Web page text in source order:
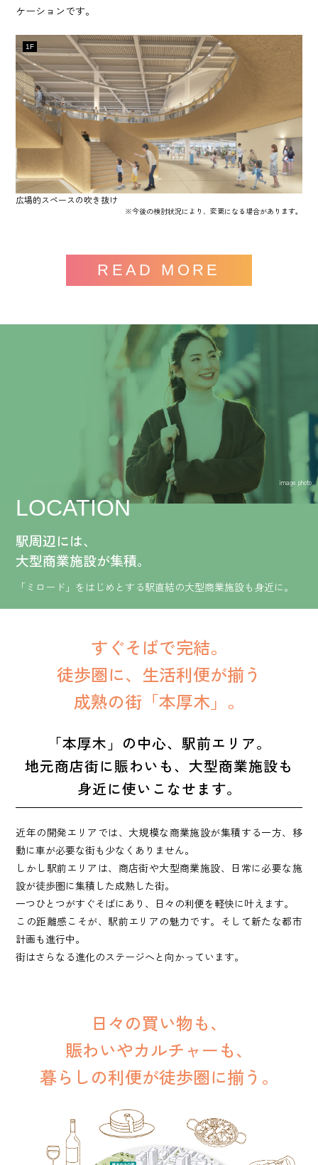
ケーションです。
1F
広場的スペースの吹き抜け
※今後の検討状況により、変更になる場合があります。
READ MORE
LOCATION
駅周辺には、
大型商業施設が集積。
「ミロード」をはじめとする駅直結の大型商業施設も身近に。
image photo
すぐそばで完結。
徒歩圏に、生活利便が揃う
成熟の街「本厚木」。
「本厚木」の中心、駅前エリア。
地元商店街に賑わいも、 大型商業施設も
身近に使いこなせます。
近年の開発エリアでは、大規模な商業施設が集積する一方、移
動に車が必要な街も少なくありません。
しかし駅前エリアは、商店街や大型商業施設、日常に必要な施
設が徒歩圏に集積した成熟した街。
一つひとつがすぐそばにあり、日々の利便を軽快に叶えます。
この距離感こそが、駅前エリアの魅力です。そして新たな都市
計画も進行中。
街はさらなる進化のステージへと向かっています。
日々の買い物も、
賑わいやカルチャーも、
暮らしの利便が徒歩圏に揃う。